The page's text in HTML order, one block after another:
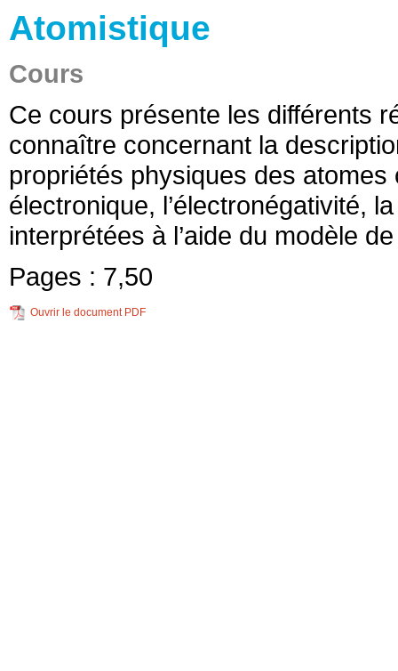
Atomistique
Cours
Ce cours présente les différents
connaître concernant la
propriétés physiques des atomes
électronique, l’électronégativité,
interprétées à l’aide du modèle
Pages : 7,50
Ouvrir le document PDF